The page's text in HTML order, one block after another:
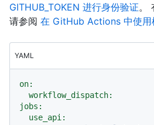
GITHUB_TOKEN 进行身份验证。
请参阅 在 GitHub Actions 中使用
YAML
on:
workflow_dispatch:
jobs:
use_api: